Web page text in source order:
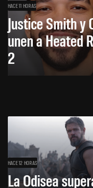
HACE 11 HORAS
Justice Smith y
unen a Heated
2
HACE 12 HORAS
La Odisea